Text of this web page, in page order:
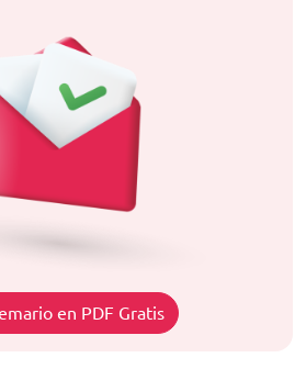
en PDF Gratis